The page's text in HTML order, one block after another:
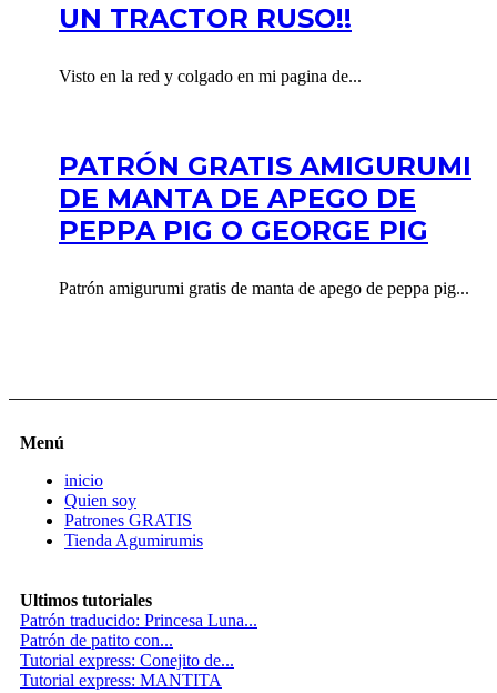
UN TRACTOR RUSO!!
Visto en la red y colgado en mi pagina de...
PATRÓN GRATIS AMIGURUMI
DE MANTA DE APEGO DE
PEPPA PIG O GEORGE PIG
Patrón amigurumi gratis de manta de apego de peppa pig...
Menú
inicio
Quien soy
Patrones GRATIS
Tienda Agumirumis
Ultimos tutoriales
Patrón traducido: Princesa Luna...
Patrón de patito con...
Tutorial express: Conejito de...
Tutorial express: MANTITA